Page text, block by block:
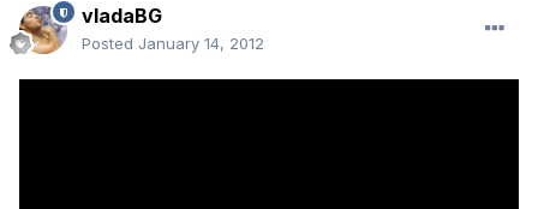
vladaBG
Posted January 14, 2012